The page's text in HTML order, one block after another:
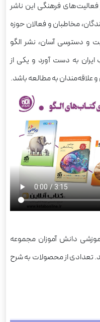
فرهنگی این ناشر
مخاطبان و فعالان حوزه
و دسترسی آسان، نشر الگو
ایران به دست آورد و یکی از
به مطالعه باشد.
دانش آموزان مجموعه
تعدادی از محصولات به شرح